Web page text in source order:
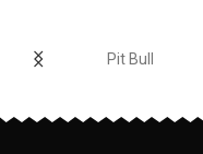
zostały zakończone
dopasowanym ściągaczem.
w Polsce.
Pit Bull